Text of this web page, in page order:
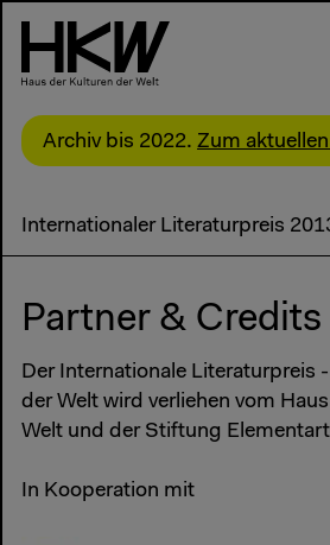
Archiv bis 2022. Zum
Internationaler Literaturpreis
Partner &
Der Internationale Literaturpreis
der Welt wird verliehen vom
Welt und der Stiftung
In Kooperation mit